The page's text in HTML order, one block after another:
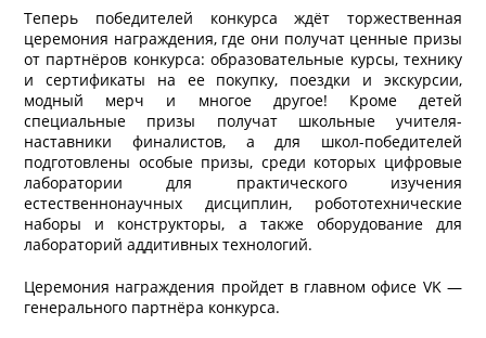
Теперь победителей конкурса ждёт торжественная
церемония награждения, где они получат ценные призы
от партнёров конкурса: образовательные курсы, технику
и сертификаты на ее покупку, поездки и экскурсии,
модный мерч и многое другое! Кроме детей
специальные призы получат школьные учителя-
наставники финалистов, а для школ-победителей
подготовлены особые призы, среди которых цифровые
лаборатории для практического изучения
естественнонаучных дисциплин, робототехнические
наборы и конструкторы, а также оборудование для
лабораторий аддитивных технологий.
Церемония награждения пройдет в главном офисе VK —
генерального партнёра конкурса.